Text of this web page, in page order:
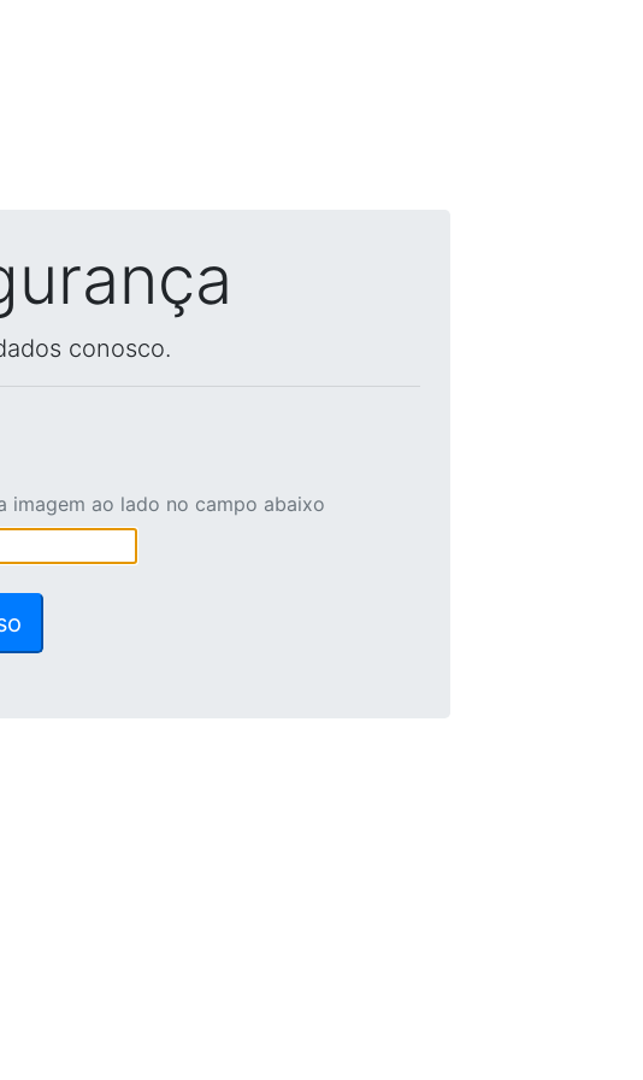
conosco.
imagem ao lado no campo abaixo